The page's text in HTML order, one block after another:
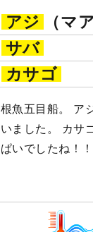
アジ
（マ
サバ
カサゴ
根魚五目船。 ア
いました。 カサ
ぱいでしたね！